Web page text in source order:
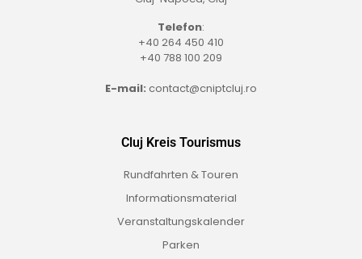
Telefon:
+40 264 450 410
+40 788 100 209
E-mail: contact@cniptcluj.ro
Cluj Kreis Tourismus
Rundfahrten & Touren
Informationsmaterial
Veranstaltungskalender
Parken